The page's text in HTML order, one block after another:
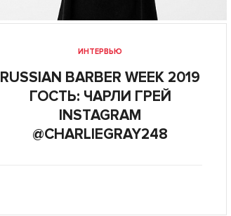
ИНТЕРВЬЮ
RUSSIAN BARBER WEEK 2019
ГОСТЬ: ЧАРЛИ ГРЕЙ
INSTAGRAM
@CHARLIEGRAY248